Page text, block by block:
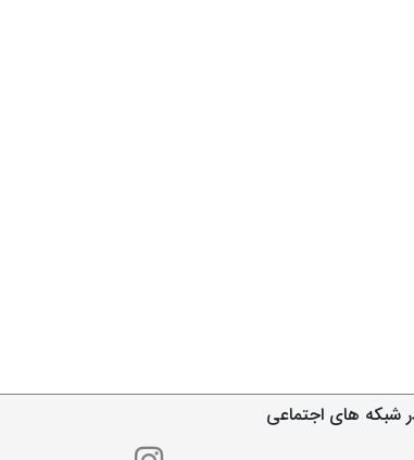
شبکه های اجتماعی